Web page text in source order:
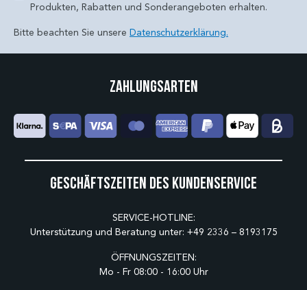
Produkten, Rabatten und Sonderangeboten erhalten.
Bitte beachten Sie unsere Datenschutzerklärung.
Geschäftszeiten des Kundenservice
SERVICE-HOTLINE:
Unterstützung und Beratung unter: +49 2336 – 8193175
ÖFFNUNGSZEITEN:
Mo - Fr 08:00 - 16:00 Uhr
Zahlungsarten